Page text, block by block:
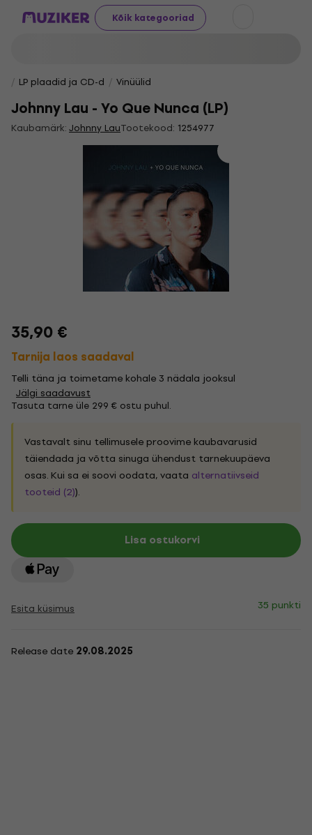
Kõik kategooriad
LP plaadid ja CD-d Vinüülid
Johnny Lau - Yo Que Nunca (LP)
Kaubamärk:Johnny LauTootekood: 1254977
35,90 €
Tarnija laos saadaval
Telli täna ja toimetame kohale 3 nädala jooksul
Jälgi saadavust
Tasuta tarne üle 299 € ostu puhul.
Vastavalt sinu tellimusele proovime kaubavarusid
täiendada ja võtta sinuga ühendust tarnekuupäeva
osas. Kui sa ei soovi oodata, vaata alternatiivseid
tooteid (2)).
Lisa ostukorvi
Esita küsimus 35 punkti
Release date 29.08.2025